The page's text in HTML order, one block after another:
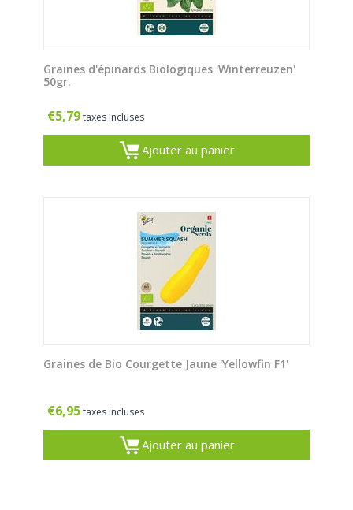
Graines d'épinards Biologiques 'Winterreuzen'
50gr.
€5,79taxes incluses
Ajouter au panier
Graines de Bio Courgette Jaune 'Yellowfin F1'
€6,95taxes incluses
Ajouter au panier